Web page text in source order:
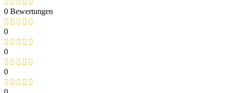
0 Bewertungen
0
0
0